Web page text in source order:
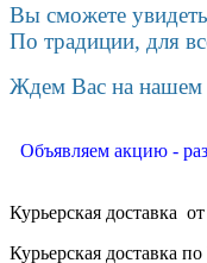
Вы сможете
По традиции, для
Ждем Вас на нашем
Объявляем акцию -
Курьерская доставка
Курьерская доставка